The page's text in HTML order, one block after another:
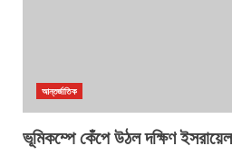
আন্তর্জাতিক
ভূমিকম্পে কেঁপে উঠল দক্ষিণ ইসরায়েল